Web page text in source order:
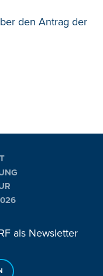
den Antrag der
als Newsletter